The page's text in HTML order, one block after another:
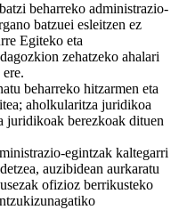
beharreko administrazio-
batzuei esleitzen ez
Egiteko eta
zehatzeko ahalari
beharreko hitzarmen eta
aholkularitza juridikoa
juridikoak berezkoak dituen
egintzak kaltegarri
auzibidean aurkaratu
ofizioz berrikusteko